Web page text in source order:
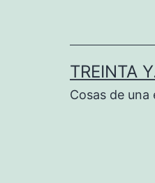
TREINTA
Cosas de